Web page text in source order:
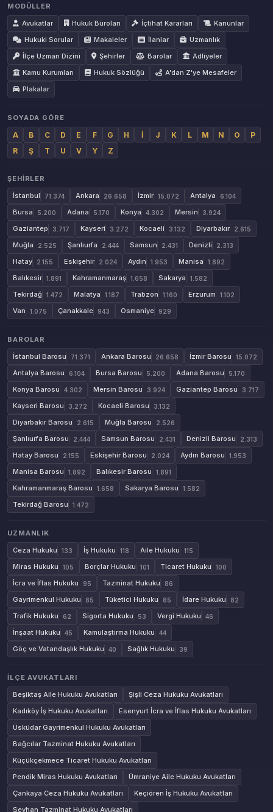
MODÜLLER
Avukatlar
Hukuk Büroları İçtihat Kararları
Kanunlar
Hukuki Sorular
Makaleler İlanlar
Uzmanlık
İlçe Uzman Dizini
Şehirler Barolar
Adliyeler
Kamu Kurumları
Hukuk Sözlüğü
A'dan Z'ye Mesafeler
Plakalar
SOYADA GÖRE
A B C D E F G H İ J K L M N O
P
R
Ş T U V Y Z
ŞEHIRLER
İstanbul
71.374 Ankara 26.658 İzmir 15.072 Antalya 6.104
Bursa 5.200 Adana 5.170 Konya 4.302 Mersin 3.924
Gaziantep 3.717 Kayseri 3.272 Kocaeli 3.132 Diyarbakır 2.615
Muğla 2.525 Şanlıurfa 2.444 Samsun 2.431 Denizli 2.313
Hatay 2.155 Eskişehir 2.024 Aydın 1.953 Manisa 1.892
Balıkesir 1.891 Kahramanmaraş 1.658 Sakarya 1.582
Tekirdağ 1.472 Malatya 1.187 Trabzon 1.160 Erzurum 1.102
Van 1.075 Çanakkale 943 Osmaniye 929
BAROLAR
İstanbul Barosu
71.371 Ankara Barosu 26.658 İzmir Barosu 15.072
Antalya Barosu 6.104 Bursa Barosu 5.200 Adana Barosu 5.170
Konya Barosu 4.302 Mersin Barosu 3.924 Gaziantep Barosu 3.717
Kayseri Barosu 3.272 Kocaeli Barosu 3.132
Diyarbakır Barosu 2.615 Muğla Barosu 2.526
Şanlıurfa Barosu 2.444 Samsun Barosu 2.431 Denizli Barosu 2.313
Hatay Barosu 2.155 Eskişehir Barosu 2.024 Aydın Barosu 1.953
Manisa Barosu 1.892 Balıkesir Barosu 1.891
Kahramanmaraş Barosu 1.658 Sakarya Barosu 1.582
Tekirdağ Barosu 1.472
UZMANLIK
Ceza Hukuku
133 İş Hukuku 118 Aile Hukuku 115
Miras Hukuku 105 Borçlar Hukuku 101 Ticaret Hukuku 100
İcra ve İflas Hukuku 95 Tazminat Hukuku 86
Gayrimenkul Hukuku 85 Tüketici Hukuku 85 İdare Hukuku 82
Trafik Hukuku 62 Sigorta Hukuku 53 Vergi Hukuku 46
İnşaat Hukuku 45 Kamulaştırma Hukuku 44
Göç ve Vatandaşlık Hukuku 40 Sağlık Hukuku 39
İLÇE AVUKATLARI
Beşiktaş Aile Hukuku Avukatları
Şişli Ceza Hukuku Avukatları
Kadıköy İş Hukuku Avukatları
Esenyurt İcra ve İflas Hukuku Avukatları
Üsküdar Gayrimenkul Hukuku Avukatları
Bağcılar Tazminat Hukuku Avukatları
Küçükçekmece Ticaret Hukuku Avukatları
Pendik Miras Hukuku Avukatları
Ümraniye Aile Hukuku Avukatları
Çankaya Ceza Hukuku Avukatları
Keçiören İş Hukuku Avukatları
Seyhan Tazminat Hukuku Avukatları